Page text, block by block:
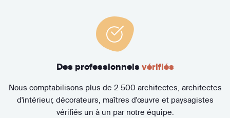
Des professionnels vérifiés
Nous comptabilisons plus de 2 500 architectes, architectes
d'intérieur, décorateurs, maîtres d'œuvre et paysagistes
vérifiés un à un par notre équipe.